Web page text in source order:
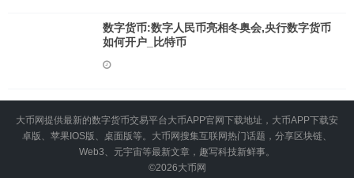
数字货币:数字人民币亮相冬奥会,央行数字货币
如何开户_比特币
大币网提供最新的数字货币交易平台大币APP官网下载地址，大币APP下载安
卓版、苹果IOS版、桌面版等。大币网搜集互联网热门话题，分享区块链、
Web3、元宇宙等最新文章，趣写科技新鲜事。
©2026大币网